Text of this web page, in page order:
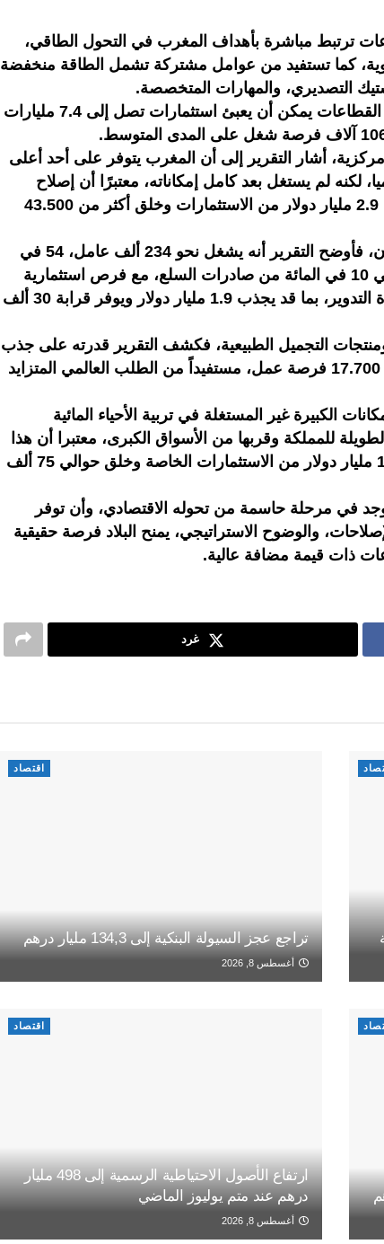
ترتبط مباشرة بأهداف المغرب في التحول الطاقي،
كما تستفيد من عوامل مشتركة تشمل الطاقة منخفضة
التصديري، والمهارات المتخصصة.
ولفت التقرير إلى أن إصلاح هذه القطاعات يمكن أن يعبئ استثمارات تصل إلى 7.4 مليارات
أشار التقرير إلى أن المغرب يتوفر على أحد أعلى
لكنه لم يستغل بعد كامل إمكاناته، معتبرًا أن إصلاح
الإطار التنظيمي قد يسمح بجذب 2.9 مليار دولار من الاستثمارات وخلق أكثر من 43.500
أما قطاع النسيج منخفض الكربون، فأوضح التقرير أنه يشغل نحو 234 ألف عامل، 54 في
المائة منهم نساء، ويساهم بحوالي 10 في المائة من صادرات السلع، مع فرص استثمارية
مهمة في الاقتصاد الدائري وإعادة التدوير، بما قد يجذب 1.9 مليار دولار ويوفر قرابة 30 ألف
التجميل الطبيعية، فكشف التقرير قدرته على جذب
600 مليون دولار وإحداث حوالي 17.700 فرصة عمل، مستفيداً من الطلب العالمي المتزايد
الكبيرة غير المستغلة في تربية الأحياء المائية
للمملكة وقربها من الأسواق الكبرى، معتبرا أن هذا
القطاع قادر على استقطاب 1.96 مليار دولار من الاستثمارات الخاصة وخلق حوالي 75 ألف
في مرحلة حاسمة من تحوله الاقتصادي، وأن توفر
والوضوح الاستراتيجي، يمنح البلاد فرصة حقيقية
ذات قيمة مضافة عالية.
غرد
اقتصاد
تراجع عجز السيولة البنكية إلى 134,3 مليار درهم
أغسطس 8, 2026
اقتصاد
ارتفاع الأصول الاحتياطية الرسمية إلى 498 مليار
درهم عند متم يوليوز الماضي
أغسطس 8, 2026